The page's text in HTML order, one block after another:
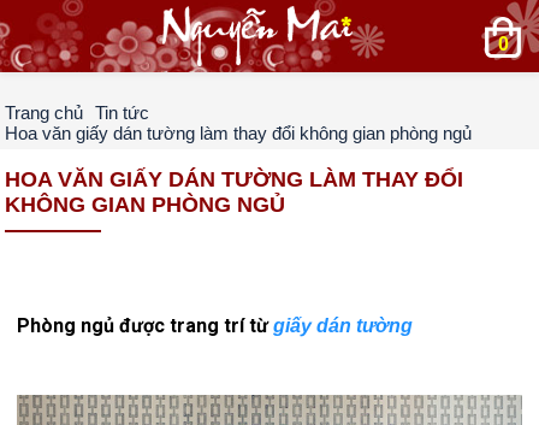
0
Trang chủ
Tin tức
Hoa văn giấy dán tường làm thay đổi không gian phòng ngủ
HOA VĂN GIẤY DÁN TƯỜNG LÀM THAY ĐỔI
KHÔNG GIAN PHÒNG NGỦ
Phòng ngủ được trang trí từgiấy dán tường